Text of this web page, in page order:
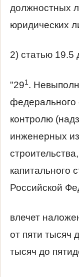
должностных
юридических
2) статью 19.5
"291.
федерального
контролю
инженерных
капитального
Российской
влечет
от пяти тысяч
тысяч до